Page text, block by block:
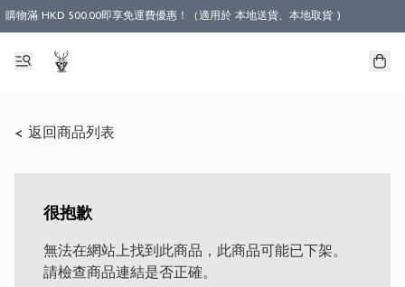
購物滿 HKD 500.00即享免運費優惠！（適用於 本地送貨、本地取貨 )
< 返回商品列表
很抱歉
無法在網站上找到此商品，此商品可能已下架。
請檢查商品連結是否正確。